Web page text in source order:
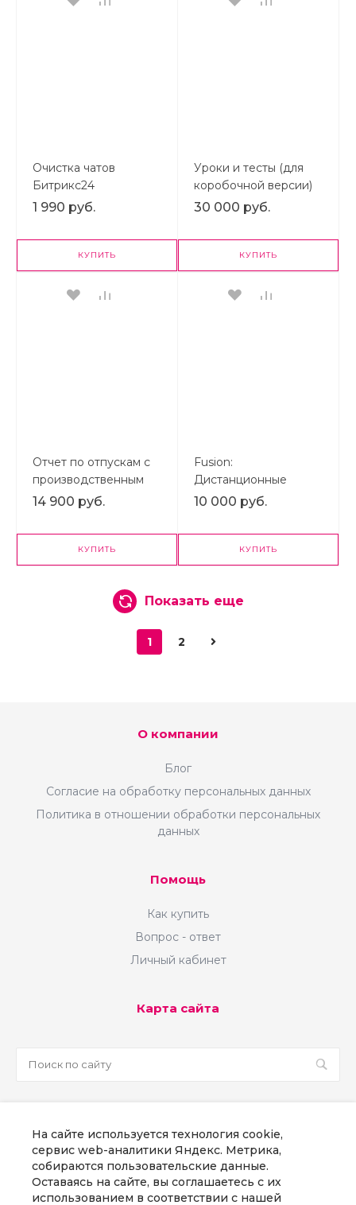
Очистка чатов
Битрикс24
1 990 руб.
КУПИТЬ
Уроки и тесты (для
коробочной версии)
30 000 руб.
КУПИТЬ
Отчет по отпускам с
производственным
календарем
14 900 руб.
КУПИТЬ
Fusion:
Дистанционные
сотрудники
10 000 руб.
КУПИТЬ
Показать еще
1 2
О компании
Блог
Согласие на обработку персональных данных
Политика в отношении обработки персональных
данных
Помощь
Как купить
Вопрос - ответ
Личный кабинет
Карта сайта
8 800 300 58 70
г. Москва, наб Пресненская, д. 8, стр. 1
На сайте используется технология cookie,
сервис web-аналитики Яндекс. Метрика,
собираются пользовательские данные.
Оставаясь на сайте, вы соглашаетесь с их
использованием в соответствии с нашей